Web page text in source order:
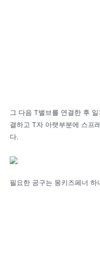
그 다음 T밸브를 연결한 후
결하고 T자 아랫부분에 스프
다.
필요한 공구는 몽키즈페너 하